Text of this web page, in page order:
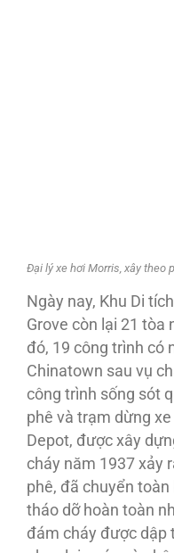
Đại lý xe hơi Morris, xây theo
Ngày nay, Khu Di
Grove còn lại 21 tòa
đó, 19 công trình có
Chinatown sau vụ
công trình sống sót
phê và trạm dừng
Depot, được xây
cháy năm 1937 xảy
phê, đã chuyển
tháo dỡ hoàn toàn
đám cháy được dập